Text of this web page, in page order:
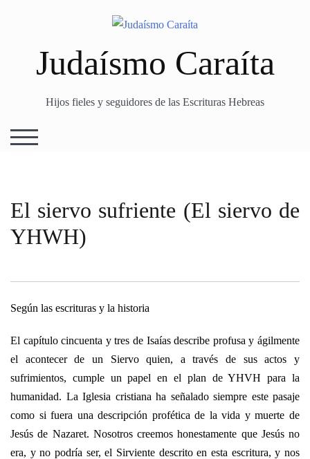
Judaísmo Caraíta
Hijos fieles y seguidores de las Escrituras Hebreas
TOGGLE MOBILE MENU
El siervo sufriente (El siervo de
YHWH)
Según las escrituras y la historia
El capítulo cincuenta y tres de Isaías describe profusa y ágilmente
el acontecer de un Siervo quien, a través de sus actos y
sufrimientos, cumple un papel en el plan de YHVH para la
humanidad. La Iglesia cristiana ha señalado siempre este pasaje
como si fuera una descripción profética de la vida y muerte de
Jesús de Nazaret. Nosotros creemos honestamente que Jesús no
era, y no podría ser, el Sirviente descrito en esta escritura, y nos